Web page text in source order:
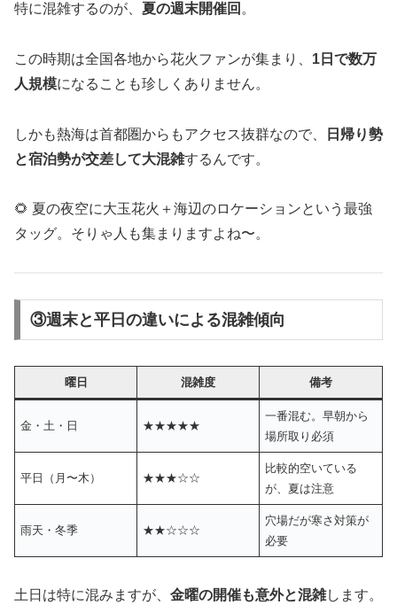
特に混雑するのが、 夏の週末開催回 。
この時期は全国各地から花火ファンが集まり、 1日で数万
人規模になることも珍しくありません。
しかも熱海は首都圏からもアクセス抜群なので、
日帰り勢
と宿泊勢が交差して大混雑するんです。
🌻 夏の夜空に大玉花火＋海辺のロケーションという最強
タッグ。そりゃ人も集まりますよね〜。
③週末と平日の違いによる混雑傾向
曜日 混雑度 備考
金・土・日 ★★★★★
一番混む。早朝から
場所取り必須
平日（月〜木） ★★★☆☆
比較的空いている
が、夏は注意
雨天・冬季 ★★☆☆☆
穴場だが寒さ対策が
必要
土日は特に混みますが、 金曜の開催も意外と混雑します。